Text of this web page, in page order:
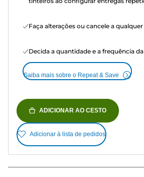
Faça alterações ou cancele a
Decida a quantidade e a frequência
Saiba mais sobre o Repeat & Save
ADICIONAR AO CESTO
Adicionar à lista de pedidos